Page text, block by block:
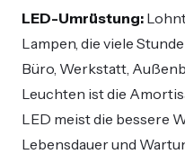
LED-Umrüstung:
Lampen, die viele
Büro, Werkstatt,
Leuchten ist die
LED meist die bessere
Lebensdauer und